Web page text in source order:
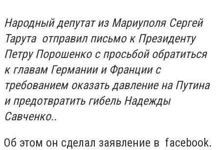
Народный депутат из Мариуполя Сергей
Тарута отправил письмо к Президенту
Петру Порошенко с просьбой обратиться
к главам Германии и Франции с
требованием оказать давление на Путина
и предотвратить гибель Надежды
Савченко..
Об этом он сделал заявление в facebook.